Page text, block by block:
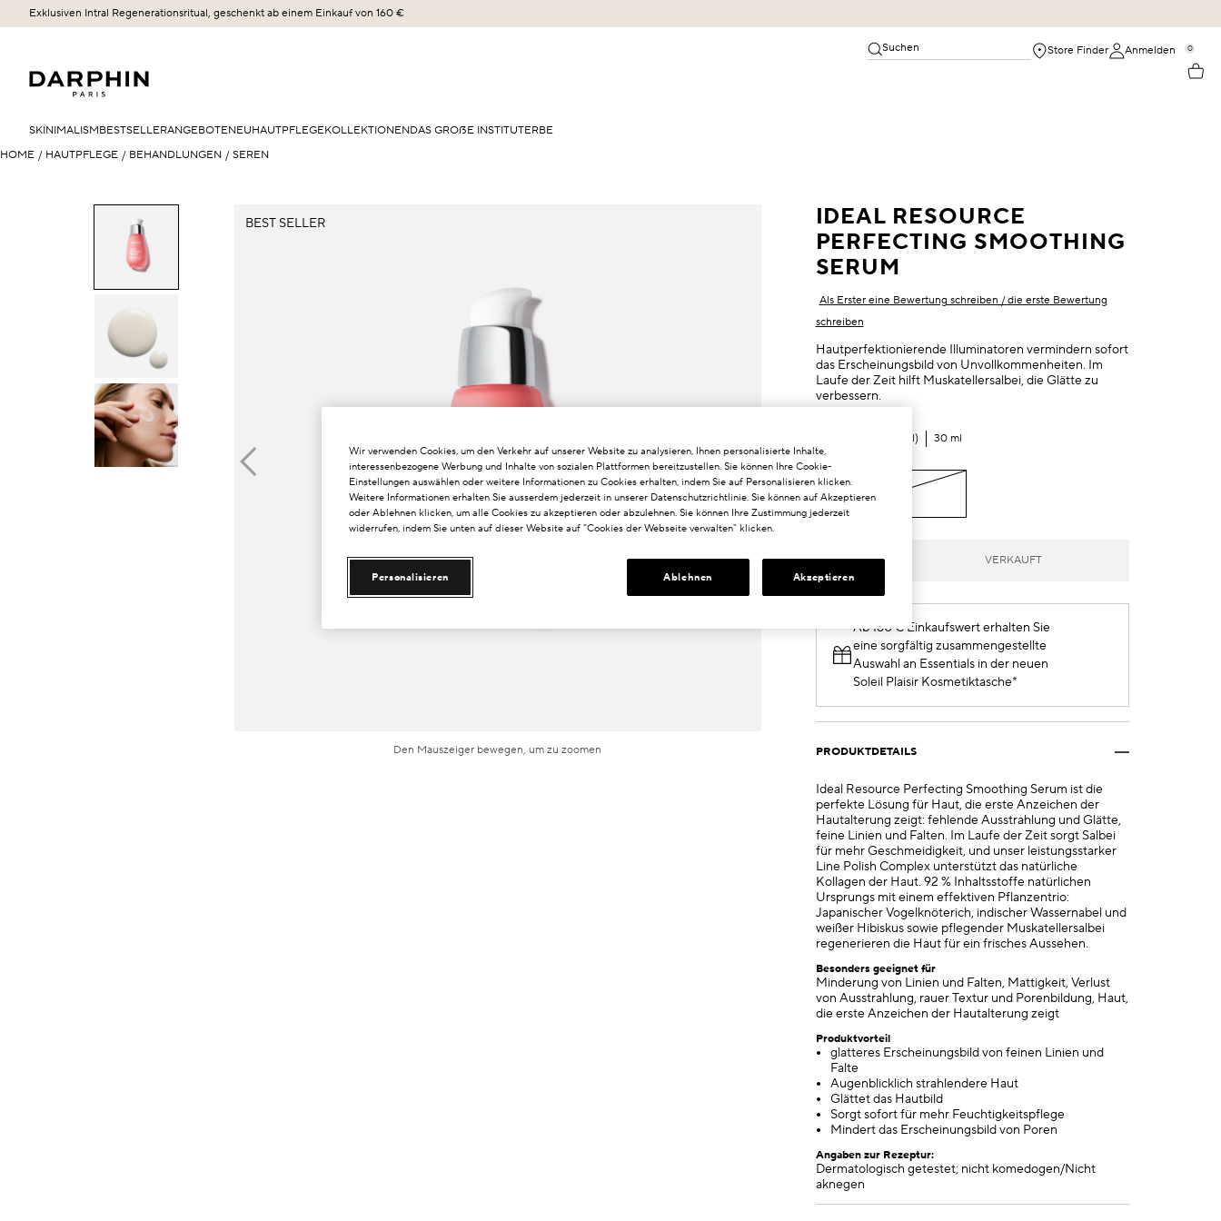
Exklusiven Intral Regenerationsritual, geschenkt ab einem Einkauf von 160 €
Suchen Store Finder Anmelden 0
SKINIMALISMBESTSELLERANGEBOTENEUHAUTPFLEGEKOLLEKTIONENDAS GROẞE INSTITUTERBE
HOME / HAUTPFLEGE / BEHANDLUNGEN / SEREN
IDEAL RESOURCE
PERFECTING SMOOTHING
SERUM
Als Erster eine Bewertung schreiben / die erste Bewertung
schreiben
Hautperfektionierende Illuminatoren vermindern sofort
das Erscheinungsbild von Unvollkommenheiten. Im
Laufe der Zeit hilft Muskatellersalbei, die Glätte zu
verbessern.
BEST SELLER
Den Mauszeiger bewegen, um zu zoomen
/ml 30 ml
30 ml
€94.00
VERKAUFT
Ab 160 € Einkaufswert erhalten Sie
eine sorgfältig zusammengestellte
Auswahl an Essentials in der neuen
Soleil Plaisir Kosmetiktasche*
PRODUKTDETAILS
Ideal Resource Perfecting Smoothing Serum ist die
perfekte Lösung für Haut, die erste Anzeichen der
Hautalterung zeigt: fehlende Ausstrahlung und Glätte,
feine Linien und Falten. Im Laufe der Zeit sorgt Salbei
für mehr Geschmeidigkeit, und unser leistungsstarker
Line Polish Complex unterstützt das natürliche
Kollagen der Haut. 92 % Inhaltsstoffe natürlichen
Ursprungs mit einem effektiven Pflanzentrio:
Japanischer Vogelknöterich, indischer Wassernabel und
weißer Hibiskus sowie pflegender Muskatellersalbei
regenerieren die Haut für ein frisches Aussehen.
Besonders geeignet für
Minderung von Linien und Falten, Mattigkeit, Verlust
von Ausstrahlung, rauer Textur und Porenbildung, Haut,
die erste Anzeichen der Hautalterung zeigt
Produktvorteil
glatteres Erscheinungsbild von feinen Linien und
Falte
Augenblicklich strahlendere Haut
Glättet das Hautbild
Sorgt sofort für mehr Feuchtigkeitspflege
Mindert das Erscheinungsbild von Poren
Angaben zur Rezeptur:
Dermatologisch getestet; nicht komedogen/Nicht
aknegen
Wir verwenden Cookies, um den Verkehr auf unserer Website zu analysieren, Ihnen personalisierte Inhalte,
interessenbezogene Werbung und Inhalte von sozialen Plattformen bereitzustellen. Sie können Ihre Cookie-
Einstellungen auswählen oder weitere Informationen zu Cookies erhalten, indem Sie auf Personalisieren klicken.
Weitere Informationen erhalten Sie ausserdem jederzeit in unserer Datenschutzrichtlinie. Sie können auf Akzeptieren
oder Ablehnen klicken, um alle Cookies zu akzeptieren oder abzulehnen. Sie können Ihre Zustimmung jederzeit
widerrufen, indem Sie unten auf dieser Website auf "Cookies der Webseite verwalten" klicken.
Personalisieren Ablehnen Akzeptieren